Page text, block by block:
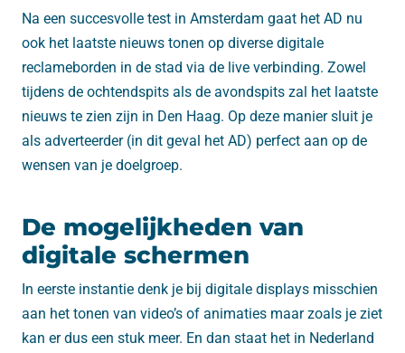
Na een succesvolle test in Amsterdam gaat het AD nu
ook het laatste nieuws tonen op diverse digitale
reclameborden in de stad via de live verbinding. Zowel
tijdens de ochtendspits als de avondspits zal het laatste
nieuws te zien zijn in Den Haag. Op deze manier sluit je
als adverteerder (in dit geval het AD) perfect aan op de
wensen van je doelgroep.
De mogelijkheden van
digitale schermen
In eerste instantie denk je bij digitale displays misschien
aan het tonen van video’s of animaties maar zoals je ziet
kan er dus een stuk meer. En dan staat het in Nederland